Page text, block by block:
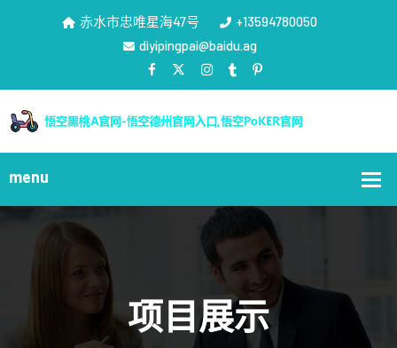
赤水市忠唯星海47号
+13594780050
diyipingpai@baidu.ag
项目展示